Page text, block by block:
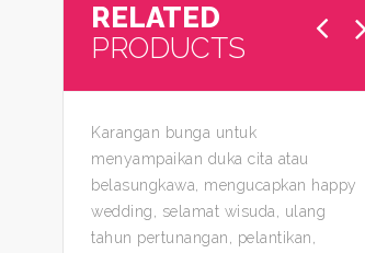
RELATED
PRODUCTS
Karangan bunga untuk
menyampaikan duka cita atau
belasungkawa, mengucapkan happy
wedding, selamat wisuda, ulang
tahun pertunangan, pelantikan,